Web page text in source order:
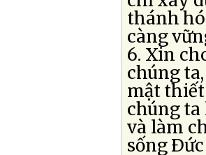
thánh
càng
6. Xin
chúng
mật thiết
chúng ta
và làm
sống